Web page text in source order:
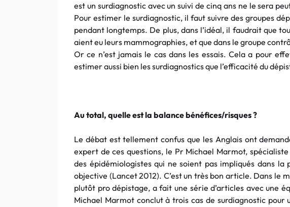
est un surdiagnostic avec un suivi de cinq ans ne le sera
Pour estimer le surdiagnostic, il faut suivre des groupes
pendant longtemps. De plus, dans l’idéal, il faudrait que
aient eu leurs mammographies, et que dans le groupe
Or ce n’est jamais le cas dans les essais. Cela a pour
estimer aussi bien les surdiagnostics que l’efficacité du
Au total, quelle est la balance bénéfices/risques ?
Le débat est tellement confus que les Anglais ont
expert de ces questions, le Pr Michael Marmot,
des épidémiologistes qui ne soient pas impliqués dans la
objective (Lancet 2012). C’est un très bon article. Dans le
plutôt pro dépistage, a fait une série d’articles avec une
Michael Marmot conclut à trois cas de surdiagnostic pour